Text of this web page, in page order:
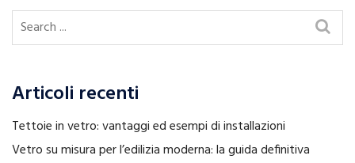
Articoli recenti
Tettoie in vetro: vantaggi ed esempi di installazioni
Vetro su misura per l’edilizia moderna: la guida definitiva